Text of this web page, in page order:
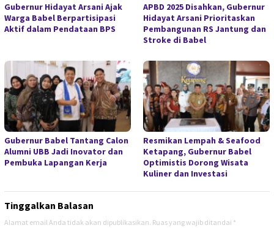
Gubernur Hidayat Arsani Ajak
Warga Babel Berpartisipasi
Aktif dalam Pendataan BPS
APBD 2025 Disahkan, Gubernur
Hidayat Arsani Prioritaskan
Pembangunan RS Jantung dan
Stroke di Babel
Gubernur Babel Tantang Calon
Alumni UBB Jadi Inovator dan
Pembuka Lapangan Kerja
Resmikan Lempah & Seafood
Ketapang, Gubernur Babel
Optimistis Dorong Wisata
Kuliner dan Investasi
Tinggalkan Balasan
Alamat email Anda tidak akan dipublikasikan. Ruas yang wajib ditandai *